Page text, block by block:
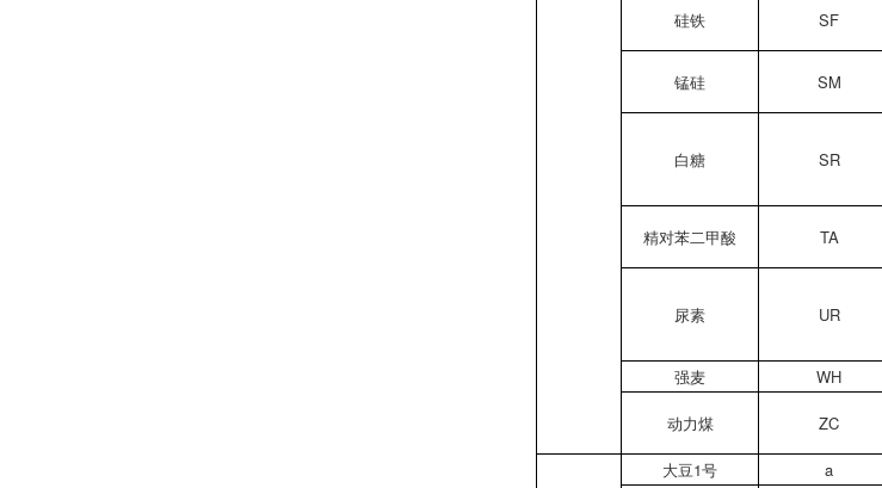
硅铁 SF
锰硅 SM
白糖 SR
精对苯二甲酸 TA
尿素 UR
强麦
WH
动力煤 ZC
大豆1号 a